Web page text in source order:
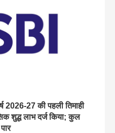
2026-27 की पहली तिमाही
शुद्ध लाभ दर्ज किया; कुल